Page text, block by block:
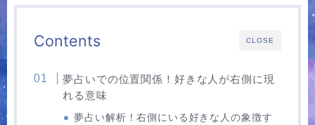
CLOSE
Contents
夢占いでの位置関係！好きな人が右側に現
れる意味
夢占い解析！右側にいる好きな人の象徴す